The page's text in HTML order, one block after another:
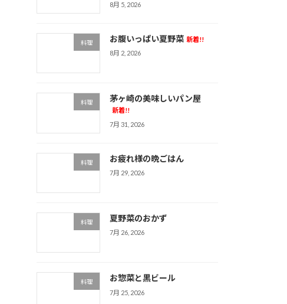
8月 5, 2026
料理 お腹いっぱい夏野菜 新着!!
8月 2, 2026
料理 茅ヶ崎の美味しいパン屋
新着!!
7月 31, 2026
料理 お疲れ様の晩ごはん
7月 29, 2026
料理 夏野菜のおかず
7月 26, 2026
料理 お惣菜と黒ビール
7月 25, 2026